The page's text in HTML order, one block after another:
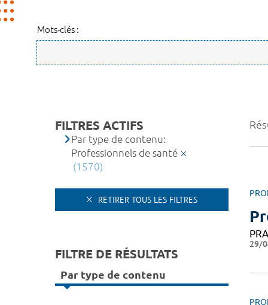
Mots-clés :
29/
FILTRES ACTIFS
Par type de contenu:
Professionnels de santé
(1570)
RETIRER TOUS LES FILTRES
FILTRE DE RÉSULTATS
Par type de contenu